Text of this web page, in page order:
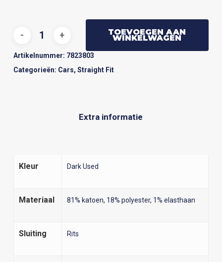
TOEVOEGEN AAN
WINKELWAGEN
Artikelnummer: 7823803
Categorieën: Cars, Straight Fit
Extra informatie
Kleur Dark Used
Materiaal 81% katoen, 18% polyester, 1% elasthaan
Sluiting Rits